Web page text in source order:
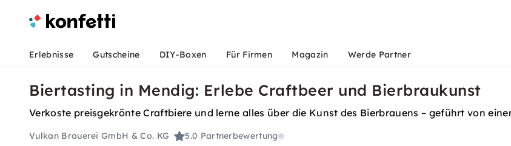
Erlebnisse Gutscheine DIY-Boxen Für Firmen Magazin Werde Partner
Biertasting in Mendig: Erlebe Craftbeer und Bierbraukunst
Verkoste preisgekrönte Craftbiere und lerne alles über die Kunst des Bierbrauens – geführt von
Vulkan Brauerei GmbH & Co. KG 5.0 Partnerbewertung